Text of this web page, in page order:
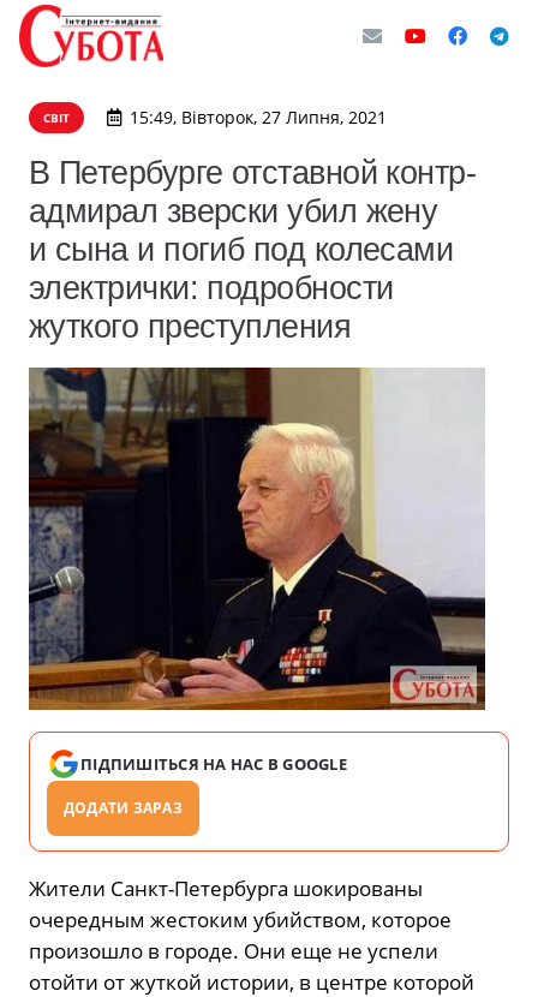
СВІТ 15:49, Вівторок, 27 Липня, 2021
В Петербурге отставной контр-
адмирал зверски убил жену
и сына и погиб под колесами
электрички: подробности
жуткого преступления
ПІДПИШІТЬСЯ НА НАС В GOOGLE
ДОДАТИ ЗАРАЗ
Жители Санкт-Петербурга шокированы
очередным жестоким убийством, которое
произошло в городе. Они еще не успели
отойти от жуткой истории, в центре которой